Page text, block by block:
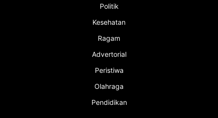
Politik
Kesehatan
Ragam
Advertorial
Peristiwa
Olahraga
Pendidikan